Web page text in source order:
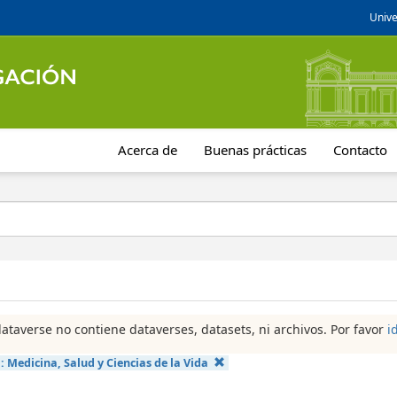
Acerca de Buenas prácticas Contacto
no contiene dataverses, datasets, ni archivos. Por favor
Medicina, Salud y Ciencias de la Vida